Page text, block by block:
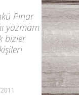
Pınar
yazmam
bizler